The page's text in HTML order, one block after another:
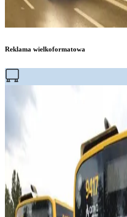
Reklama wielkoformatowa